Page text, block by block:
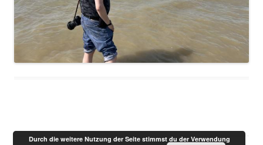
Durch die weitere Nutzung der Seite stimmst du der Verwendung